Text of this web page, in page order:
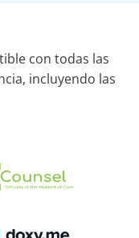
con todas las
incluyendo las